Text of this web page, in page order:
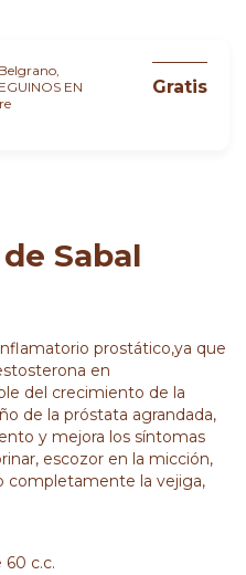
EN
Gratis
Sabal
prostático,ya que
en
del crecimiento de la
de la próstata agrandada,
y mejora los síntomas
escozor en la micción,
completamente la vejiga,
60 c.c.